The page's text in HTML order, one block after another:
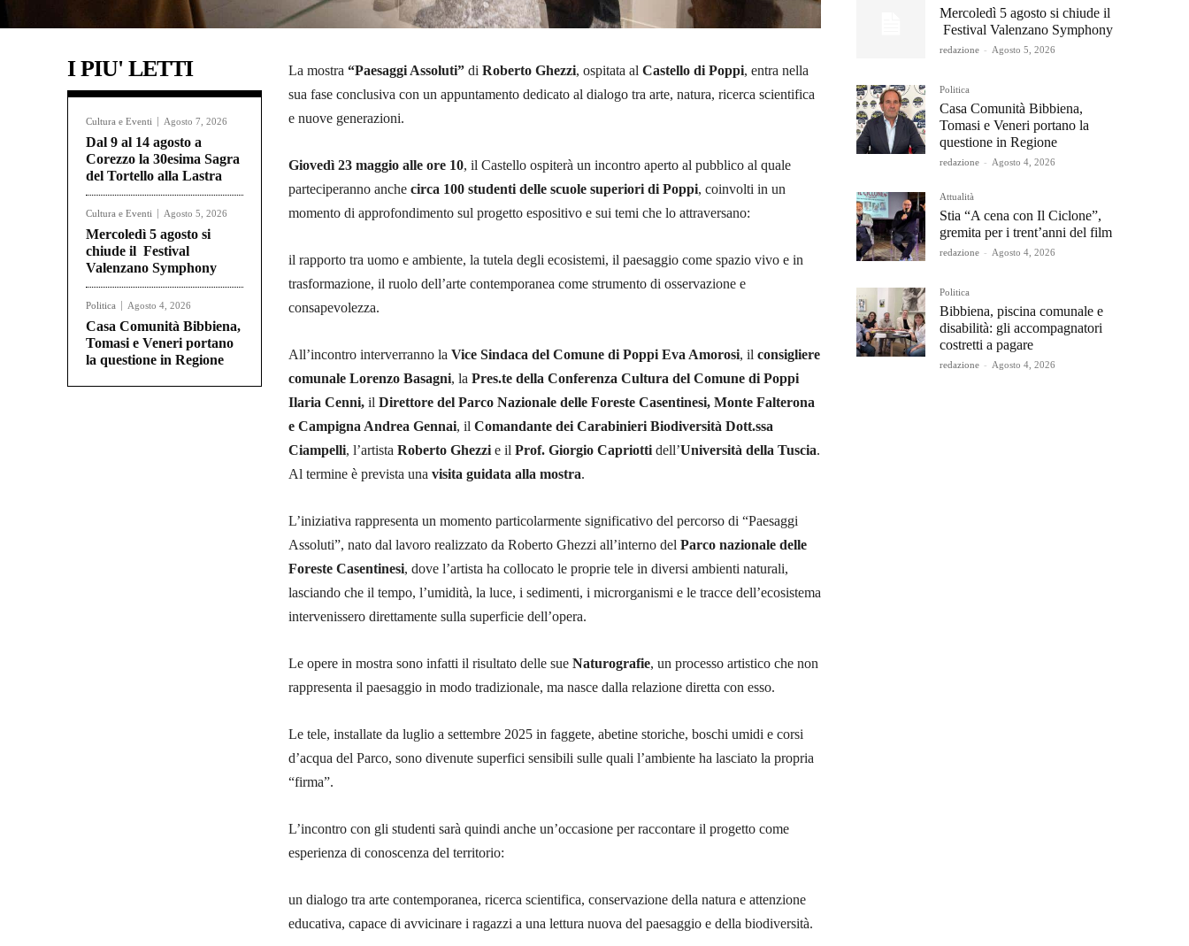
I PIU' LETTI
Cultura e Eventi Agosto 7, 2026
Dal 9 al 14 agosto a
Corezzo la 30esima Sagra
del Tortello alla Lastra
Cultura e Eventi Agosto 5, 2026
Mercoledì 5 agosto si
chiude il Festival
Valenzano Symphony
Politica Agosto 4, 2026
Casa Comunità Bibbiena,
Tomasi e Veneri portano
la questione in Regione
La mostra “Paesaggi Assoluti” di Roberto Ghezzi, ospitata al Castello di Poppi, entra nella
sua fase conclusiva con un appuntamento dedicato al dialogo tra arte, natura, ricerca scientifica
e nuove generazioni.
Giovedì 23 maggio alle ore 10, il Castello ospiterà un incontro aperto al pubblico al quale
parteciperanno anche circa 100 studenti delle scuole superiori di Poppi, coinvolti in un
momento di approfondimento sul progetto espositivo e sui temi che lo attraversano:
il rapporto tra uomo e ambiente, la tutela degli ecosistemi, il paesaggio come spazio vivo e in
trasformazione, il ruolo dell’arte contemporanea come strumento di osservazione e
consapevolezza.
All’incontro interverranno la Vice Sindaca del Comune di Poppi Eva Amorosi, il consigliere
comunale Lorenzo Basagni, la Pres.te della Conferenza Cultura del Comune di Poppi
Ilaria Cenni, il Direttore del Parco Nazionale delle Foreste Casentinesi, Monte Falterona
e Campigna Andrea Gennai, il Comandante dei Carabinieri Biodiversità Dott.ssa
Ciampelli, l’artista Roberto Ghezzi e il Prof. Giorgio Capriotti dell’Università della Tuscia.
Al termine è prevista una visita guidata alla mostra.
L’iniziativa rappresenta un momento particolarmente significativo del percorso di “Paesaggi
Assoluti”, nato dal lavoro realizzato da Roberto Ghezzi all’interno del Parco nazionale delle
Foreste Casentinesi, dove l’artista ha collocato le proprie tele in diversi ambienti naturali,
lasciando che il tempo, l’umidità, la luce, i sedimenti, i microrganismi e le tracce dell’ecosistema
intervenissero direttamente sulla superficie dell’opera.
Le opere in mostra sono infatti il risultato delle sue Naturografie, un processo artistico che non
rappresenta il paesaggio in modo tradizionale, ma nasce dalla relazione diretta con esso.
Le tele, installate da luglio a settembre 2025 in faggete, abetine storiche, boschi umidi e corsi
d’acqua del Parco, sono divenute superfici sensibili sulle quali l’ambiente ha lasciato la propria
“firma”.
L’incontro con gli studenti sarà quindi anche un’occasione per raccontare il progetto come
esperienza di conoscenza del territorio:
un dialogo tra arte contemporanea, ricerca scientifica, conservazione della natura e attenzione
educativa, capace di avvicinare i ragazzi a una lettura nuova del paesaggio e della biodiversità.
Mercoledì 5 agosto si chiude il
Festival Valenzano Symphony
redazione - Agosto 5, 2026
Politica
Casa Comunità Bibbiena,
Tomasi e Veneri portano la
questione in Regione
redazione - Agosto 4, 2026
Attualità
Stia “A cena con Il Ciclone”,
gremita per i trent’anni del film
redazione - Agosto 4, 2026
Politica
Bibbiena, piscina comunale e
disabilità: gli accompagnatori
costretti a pagare
redazione - Agosto 4, 2026